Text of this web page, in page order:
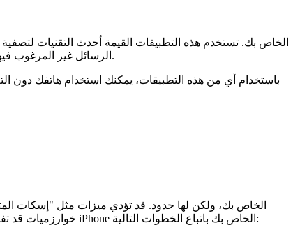
الرسائل غير المرغوب فيها. حتى أن البعض يستخدم قواعد بيانات كبيرة لأرقام البريد العشوائي المعروفة للمساعدة في تحديد المكالمات المشكوك فيها قبل الإجابة عليها.
خوارزميات قد تفوت بعض المكالمات غير المرغوب فيها، خاصة من تغيير الأرقام. علاوة على ذلك، يمكنك استخدام ميزة حظر المكالمات وتحديد هويتها على جهاز iPhone الخاص بك باتباع الخطوات التالية: